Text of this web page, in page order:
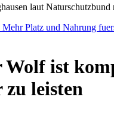
laut Naturschutzbund
Platz und Nahrung
ist
leisten